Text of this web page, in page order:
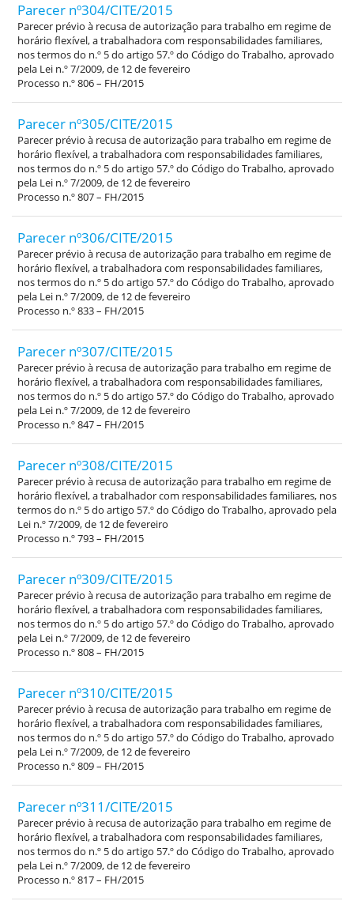
Parecer nº304/CITE/2015
Parecer prévio à recusa de autorização para trabalho em regime de
horário flexível, a trabalhadora com responsabilidades familiares,
nos termos do n.º 5 do artigo 57.º do Código do Trabalho, aprovado
pela Lei n.º 7/2009, de 12 de fevereiro
Processo n.º 806 – FH/2015
Parecer nº305/CITE/2015
Parecer prévio à recusa de autorização para trabalho em regime de
horário flexível, a trabalhadora com responsabilidades familiares,
nos termos do n.º 5 do artigo 57.º do Código do Trabalho, aprovado
pela Lei n.º 7/2009, de 12 de fevereiro
Processo n.º 807 – FH/2015
Parecer nº306/CITE/2015
Parecer prévio à recusa de autorização para trabalho em regime de
horário flexível, a trabalhadora com responsabilidades familiares,
nos termos do n.º 5 do artigo 57.º do Código do Trabalho, aprovado
pela Lei n.º 7/2009, de 12 de fevereiro
Processo n.º 833 – FH/2015
Parecer nº307/CITE/2015
Parecer prévio à recusa de autorização para trabalho em regime de
horário flexível, a trabalhadora com responsabilidades familiares,
nos termos do n.º 5 do artigo 57.º do Código do Trabalho, aprovado
pela Lei n.º 7/2009, de 12 de fevereiro
Processo n.º 847 – FH/2015
Parecer nº308/CITE/2015
Parecer prévio à recusa de autorização para trabalho em regime de
horário flexível, a trabalhador com responsabilidades familiares, nos
termos do n.º 5 do artigo 57.º do Código do Trabalho, aprovado pela
Lei n.º 7/2009, de 12 de fevereiro
Processo n.º 793 – FH/2015
Parecer nº309/CITE/2015
Parecer prévio à recusa de autorização para trabalho em regime de
horário flexível, a trabalhadora com responsabilidades familiares,
nos termos do n.º 5 do artigo 57.º do Código do Trabalho, aprovado
pela Lei n.º 7/2009, de 12 de fevereiro
Processo n.º 808 – FH/2015
Parecer nº310/CITE/2015
Parecer prévio à recusa de autorização para trabalho em regime de
horário flexível, a trabalhadora com responsabilidades familiares,
nos termos do n.º 5 do artigo 57.º do Código do Trabalho, aprovado
pela Lei n.º 7/2009, de 12 de fevereiro
Processo n.º 809 – FH/2015
Parecer nº311/CITE/2015
Parecer prévio à recusa de autorização para trabalho em regime de
horário flexível, a trabalhadora com responsabilidades familiares,
nos termos do n.º 5 do artigo 57.º do Código do Trabalho, aprovado
pela Lei n.º 7/2009, de 12 de fevereiro
Processo n.º 817 – FH/2015